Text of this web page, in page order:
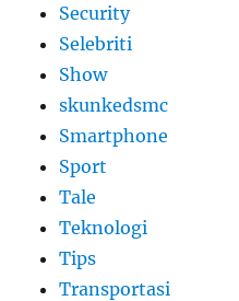
Security
Selebriti
Show
skunkedsmc
Smartphone
Sport
Tale
Teknologi
Tips
Transportasi